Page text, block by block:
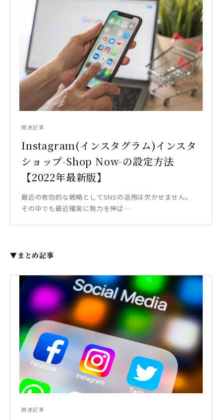
関連記事
Instagram(インスタグラム)インスタ
ショップ-Shop Now-の設定方法
【2022年最新版】
最近の有効的な戦略としてSNSの活用は欠かせません。
その中でも最近確実に勢力を伸ば…
▼まとめ記事
関連記事